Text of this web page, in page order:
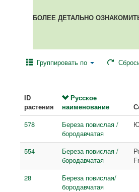
БОЛЕЕ ДЕТАЛЬНО
Группировать по
ID
растения
Русское
наименование
578
Береза повислая /
бородавчатая
554
Береза повислая /
бородавчатая
28
Береза повислая/
бородавчатая